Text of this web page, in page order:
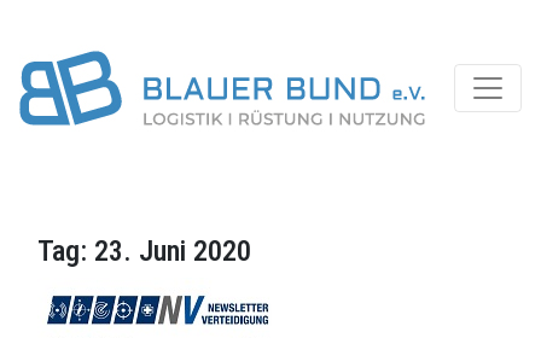
Tag: 23. Juni 2020